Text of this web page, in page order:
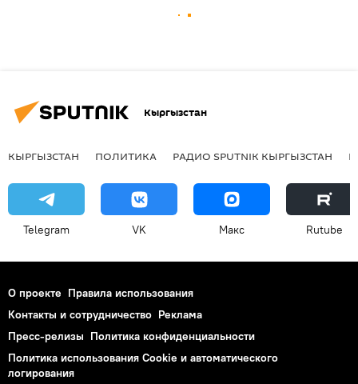
Кыргызстан
КЫРГЫЗСТАН ПОЛИТИКА РАДИО SPUTNIK КЫРГЫЗСТАН
Telegram VK Макс Rutube
О проекте Правила использования
Контакты и сотрудничество Реклама
Пресс-релизы Политика конфиденциальности
Политика использования Cookie и автоматического
логирования